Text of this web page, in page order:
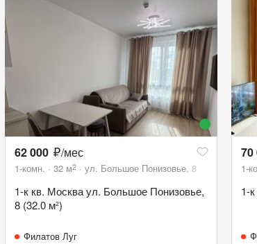
62 000 /мес
1-комн. 32 м2 ул. Большое Понизовье, 8
1-к кв. Москва ул. Большое Понизовье,
8 (32.0 м²)
Филатов Луг
70
1-
1-